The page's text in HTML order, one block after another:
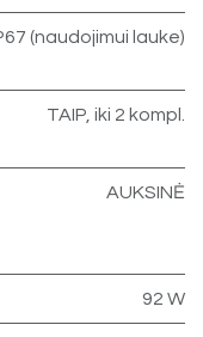
(naudojimui lauke)
TAIP, iki 2 kompl.
AUKSINĖ
92 W